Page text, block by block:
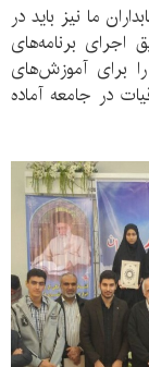
ما نیز باید در
اجرای برنامه‌های
را برای آموزش‌های
در جامعه آماده